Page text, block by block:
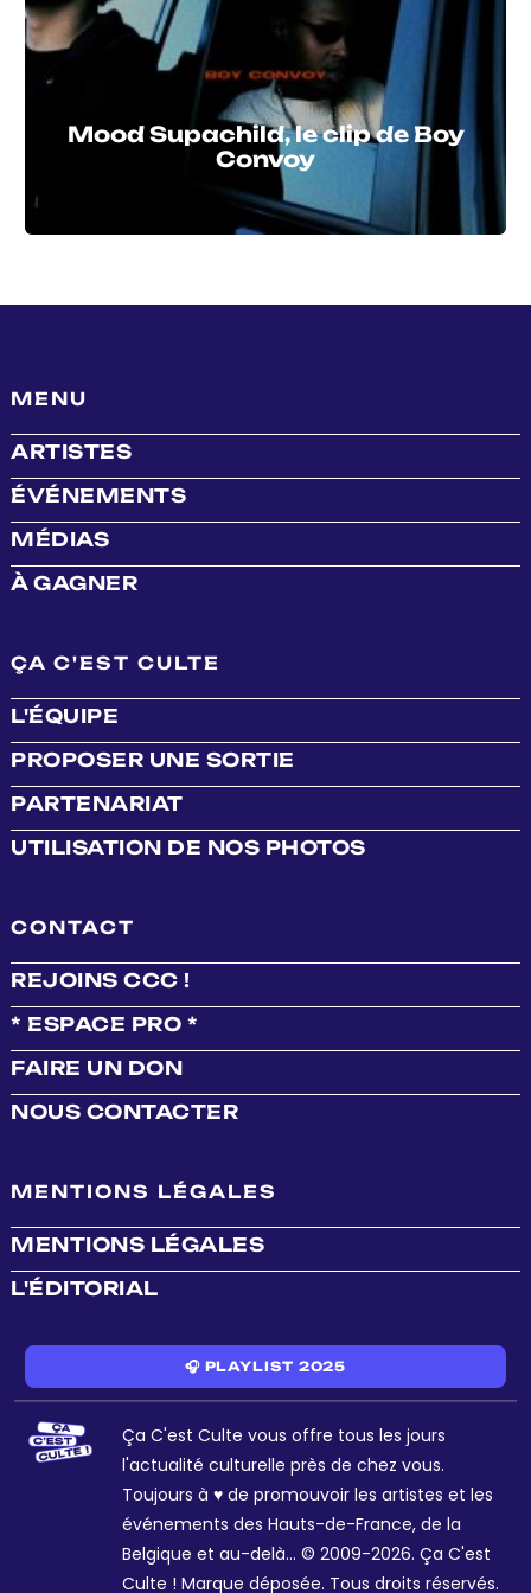
Mood Supachild, le clip de Boy
Convoy
MENU
ARTISTES
ÉVÉNEMENTS
MÉDIAS
À GAGNER
ÇA C'EST CULTE
L'ÉQUIPE
PROPOSER UNE SORTIE
PARTENARIAT
UTILISATION DE NOS PHOTOS
CONTACT
REJOINS CCC !
* ESPACE PRO *
FAIRE UN DON
NOUS CONTACTER
MENTIONS LÉGALES
MENTIONS LÉGALES
L'ÉDITORIAL
🎧 PLAYLIST 2025
Ça C'est Culte vous offre tous les jours
l'actualité culturelle près de chez vous.
Toujours à ♥ de promouvoir les artistes et les
événements des Hauts-de-France, de la
Belgique et au-delà... © 2009-2026. Ça C'est
Culte ! Marque déposée. Tous droits réservés.